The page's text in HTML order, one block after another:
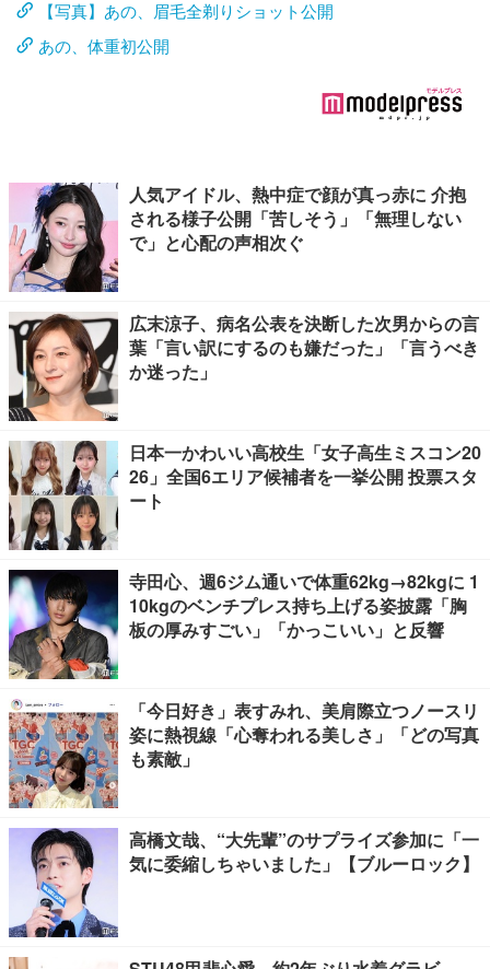
【写真】あの、眉毛全剃りショット公開
あの、体重初公開
人気アイドル、熱中症で顔が真っ赤に 介抱
される様子公開「苦しそう」「無理しない
で」と心配の声相次ぐ
広末涼子、病名公表を決断した次男からの言
葉「言い訳にするのも嫌だった」「言うべき
か迷った」
日本一かわいい高校生「女子高生ミスコン20
26」全国6エリア候補者を一挙公開 投票スタ
ート
寺田心、週6ジム通いで体重62kg→82kgに 1
10kgのベンチプレス持ち上げる姿披露「胸
板の厚みすごい」「かっこいい」と反響
「今日好き」表すみれ、美肩際立つノースリ
姿に熱視線「心奪われる美しさ」「どの写真
も素敵」
高橋文哉、“大先輩”のサプライズ参加に「一
気に委縮しちゃいました」【ブルーロック】